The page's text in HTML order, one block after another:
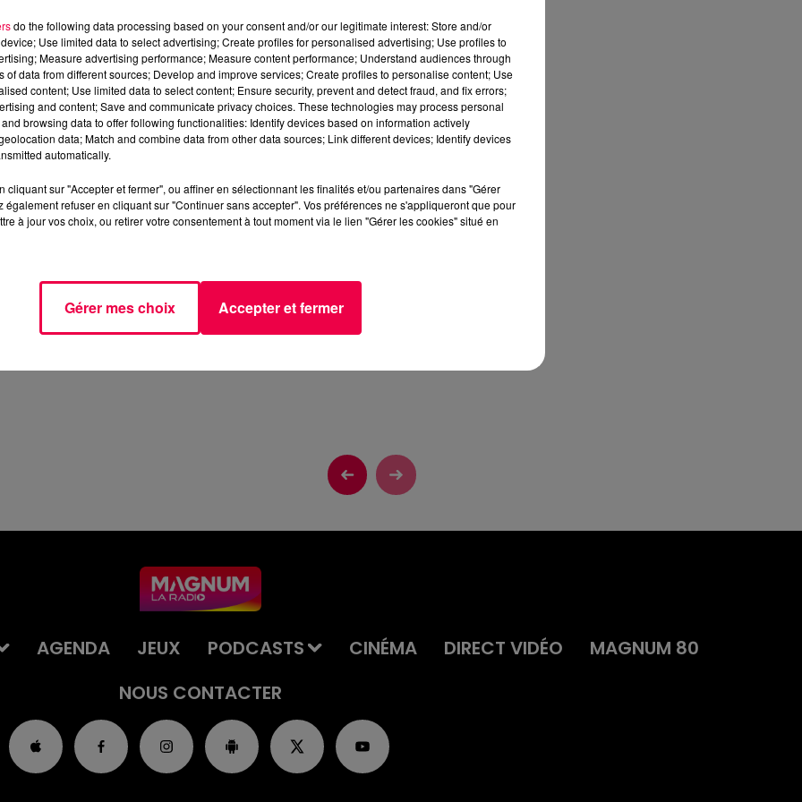
Impossible de trouver une position confortable, t’as
AGENDA JEUX PODCASTS CINÉMA DIRECT VIDÉO
MAGNUM 80
NOUS CONTACTER
do the following data processing based on your consent and/or our legitimate interest: Store and/or
Use limited data to select advertising; Create profiles for personalised advertising; Use profiles to
Measure advertising performance; Measure content performance; Understand audiences through
of data from different sources; Develop and improve services; Create profiles to personalise content; Use
content; Use limited data to select content; Ensure security, prevent and detect fraud, and fix errors;
and content; Save and communicate privacy choices. These technologies may process personal
browsing data to offer following functionalities: Identify devices based on information actively
data; Match and combine data from other data sources; Link different devices; Identify devices
automatically.
cliquant sur "Accepter et fermer", ou affiner en sélectionnant les finalités et/ou partenaires dans "Gérer
également refuser en cliquant sur "Continuer sans accepter". Vos préférences ne s'appliqueront que pour
à jour vos choix, ou retirer votre consentement à tout moment via le lien "Gérer les cookies" situé en
Gérer mes choix Accepter et fermer